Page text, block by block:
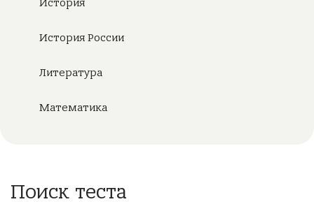
История
История России
Литература
Математика
Поиск теста